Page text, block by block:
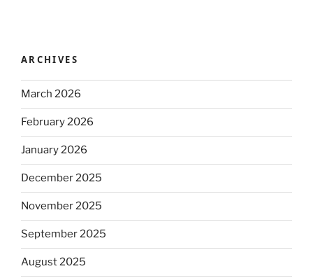
ARCHIVES
March 2026
February 2026
January 2026
December 2025
November 2025
September 2025
August 2025